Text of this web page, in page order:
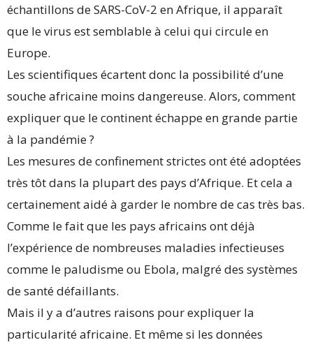
échantillons de SARS-CoV-2 en Afrique, il apparaît
que le virus est semblable à celui qui circule en
Europe.
Les scientifiques écartent donc la possibilité d’une
souche africaine moins dangereuse. Alors, comment
expliquer que le continent échappe en grande partie
à la pandémie ?
Les mesures de confinement strictes ont été adoptées
très tôt dans la plupart des pays d’Afrique. Et cela a
certainement aidé à garder le nombre de cas très bas.
Comme le fait que les pays africains ont déjà
l’expérience de nombreuses maladies infectieuses
comme le paludisme ou Ebola, malgré des systèmes
de santé défaillants.
Mais il y a d’autres raisons pour expliquer la
particularité africaine. Et même si les données